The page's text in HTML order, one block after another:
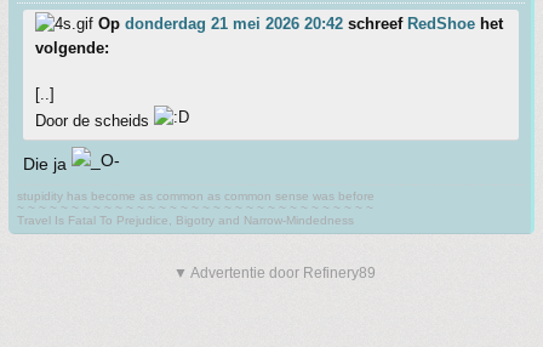
Op donderdag 21 mei 2026 20:42 schreef RedShoe het
volgende:
[..]
Door de scheids
Die ja
stupidity has become as common as common sense was before
~ ~ ~ ~ ~ ~ ~ ~ ~ ~ ~ ~ ~ ~ ~ ~ ~ ~ ~ ~ ~ ~ ~ ~ ~ ~ ~ ~ ~ ~ ~ ~ ~
Travel Is Fatal To Prejudice, Bigotry and Narrow-Mindedness
▼ Advertentie door Refinery89